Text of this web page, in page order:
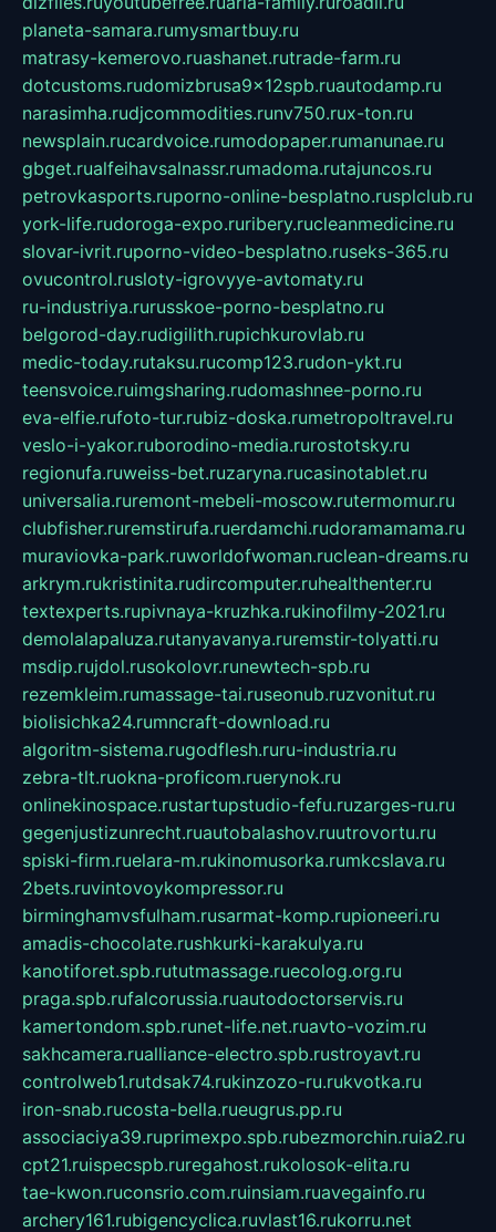
planeta-samara.rumysmartbuy.ru
matrasy-kemerovo.ruashanet.rutrade-farm.ru
dotcustoms.rudomizbrusa9x12spb.ruautodamp.ru
narasimha.rudjcommodities.runv750.rux-ton.ru
newsplain.rucardvoice.rumodopaper.rumanunae.ru
gbget.rualfeihavsalnassr.rumadoma.rutajuncos.ru
petrovkasports.ruporno-online-besplatno.rusplclub.ru
york-life.rudoroga-expo.ruribery.rucleanmedicine.ru
slovar-ivrit.ruporno-video-besplatno.ruseks-365.ru
ovucontrol.rusloty-igrovyye-avtomaty.ru
ru-industriya.rurusskoe-porno-besplatno.ru
belgorod-day.rudigilith.rupichkurovlab.ru
medic-today.rutaksu.rucomp123.rudon-ykt.ru
teensvoice.ruimgsharing.rudomashnee-porno.ru
eva-elfie.rufoto-tur.rubiz-doska.rumetropoltravel.ru
veslo-i-yakor.ruborodino-media.rurostotsky.ru
regionufa.ruweiss-bet.ruzaryna.rucasinotablet.ru
universalia.ruremont-mebeli-moscow.rutermomur.ru
clubfisher.ruremstirufa.ruerdamchi.rudoramamama.ru
muraviovka-park.ruworldofwoman.ruclean-dreams.ru
arkrym.rukristinita.rudircomputer.ruhealthenter.ru
textexperts.rupivnaya-kruzhka.rukinofilmy-2021.ru
demolalapaluza.rutanyavanya.ruremstir-tolyatti.ru
msdip.rujdol.rusokolovr.runewtech-spb.ru
rezemkleim.rumassage-tai.ruseonub.ruzvonitut.ru
biolisichka24.rumncraft-download.ru
algoritm-sistema.rugodflesh.ruru-industria.ru
zebra-tlt.ruokna-proficom.ruerynok.ru
onlinekinospace.rustartupstudio-fefu.ruzarges-ru.ru
gegenjustizunrecht.ruautobalashov.ruutrovortu.ru
spiski-firm.ruelara-m.rukinomusorka.rumkcslava.ru
2bets.ruvintovoykompressor.ru
birminghamvsfulham.rusarmat-komp.rupioneeri.ru
amadis-chocolate.rushkurki-karakulya.ru
kanotiforet.spb.rututmassage.ruecolog.org.ru
praga.spb.rufalcorussia.ruautodoctorservis.ru
kamertondom.spb.runet-life.net.ruavto-vozim.ru
sakhcamera.rualliance-electro.spb.rustroyavt.ru
controlweb1.rutdsak74.rukinzozo-ru.rukvotka.ru
iron-snab.rucosta-bella.rueugrus.pp.ru
associaciya39.ruprimexpo.spb.rubezmorchin.ruia2.ru
cpt21.ruispecspb.ruregahost.rukolosok-elita.ru
tae-kwon.ruconsrio.com.ruinsiam.ruavegainfo.ru
archery161.rubigencyclica.ruvlast16.rukorru.net